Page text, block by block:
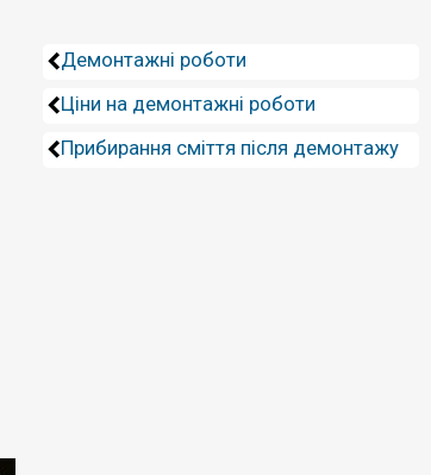
Демонтажні роботи
Ціни на демонтажні роботи
Прибирання сміття після демонтажу